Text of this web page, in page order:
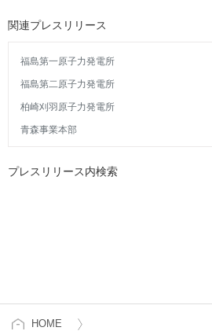
関連プレスリリース
福島第一原子力発電所
福島第二原子力発電所
柏崎刈羽原子力発電所
青森事業本部
プレスリリース内検索
HOME